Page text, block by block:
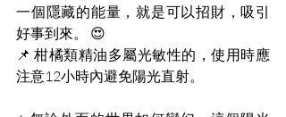
一個隱藏的能量，就是可以招財，吸引
好事到來。 😍
📌 柑橘類精油多屬光敏性的，使用時應
注意12小時內避免陽光直射。